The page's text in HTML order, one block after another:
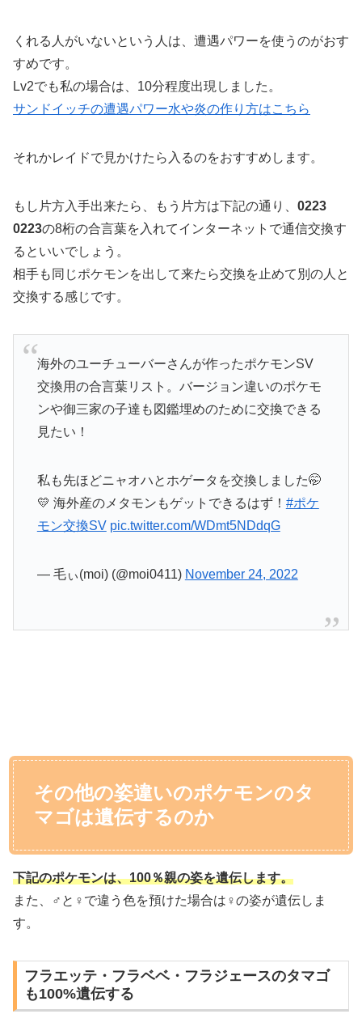
くれる人がいないという人は、遭遇パワーを使うのがおす
すめです。
Lv2でも私の場合は、10分程度出現しました。
サンドイッチの遭遇パワー水や炎の作り方はこちら
それかレイドで見かけたら入るのをおすすめします。
もし片方入手出来たら、もう片方は下記の通り、 0223
0223の8桁の合言葉を入れてインターネットで通信交換す
るといいでしょう。
相手も同じポケモンを出して来たら交換を止めて別の人と
交換する感じです。
海外のユーチューバーさんが作ったポケモンSV
交換用の合言葉リスト。バージョン違いのポケモ
ンや御三家の子達も図鑑埋めのために交換できる
見たい！
私も先ほどニャオハとホゲータを交換しました🤭
💛 海外産のメタモンもゲットできるはず！ #ポケ
モン交換SV pic.twitter.com/WDmt5NDdqG
— 毛ぃ(moi) (@moi0411) November 24, 2022
その他の姿違いのポケモンのタ
マゴは遺伝するのか
下記のポケモンは、100％親の姿を遺伝します。
また、♂と♀で違う色を預けた場合は♀の姿が遺伝しま
す。
フラエッテ・フラベベ・フラジェースのタマゴ
も100%遺伝する